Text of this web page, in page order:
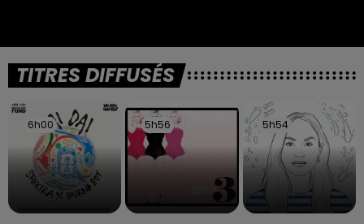
TITRES DIFFUSÉS
6h00
6h00 5h56
5h56 5h54
5h54